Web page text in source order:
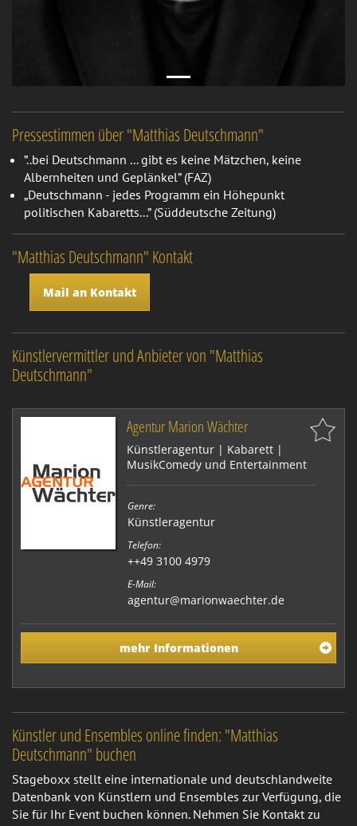
Pressestimmen über "Matthias Deutschmann"
”..bei Deutschmann ... gibt es keine Mätzchen, keine
Albernheiten und Geplänkel” (FAZ)
„Deutschmann - jedes Programm ein Höhepunkt
politischen Kabaretts...” (Süddeutsche Zeitung)
"Matthias Deutschmann" Kontakt
Mail an Kontakt
Künstlervermittler und Anbieter von "Matthias
Deutschmann"
Agentur Marion Wächter
Künstleragentur | Kabarett |
MusikComedy und Entertainment
Genre:
Künstleragentur
Telefon:
++49 3100 4979
E-Mail:
agentur@marionwaechter.de
mehr Informationen
Künstler und Ensembles online finden: "Matthias
Deutschmann" buchen
Stageboxx stellt eine internationale und deutschlandweite
Datenbank von Künstlern und Ensembles zur Verfügung, die
Sie für Ihr Event buchen können. Nehmen Sie Kontakt zu